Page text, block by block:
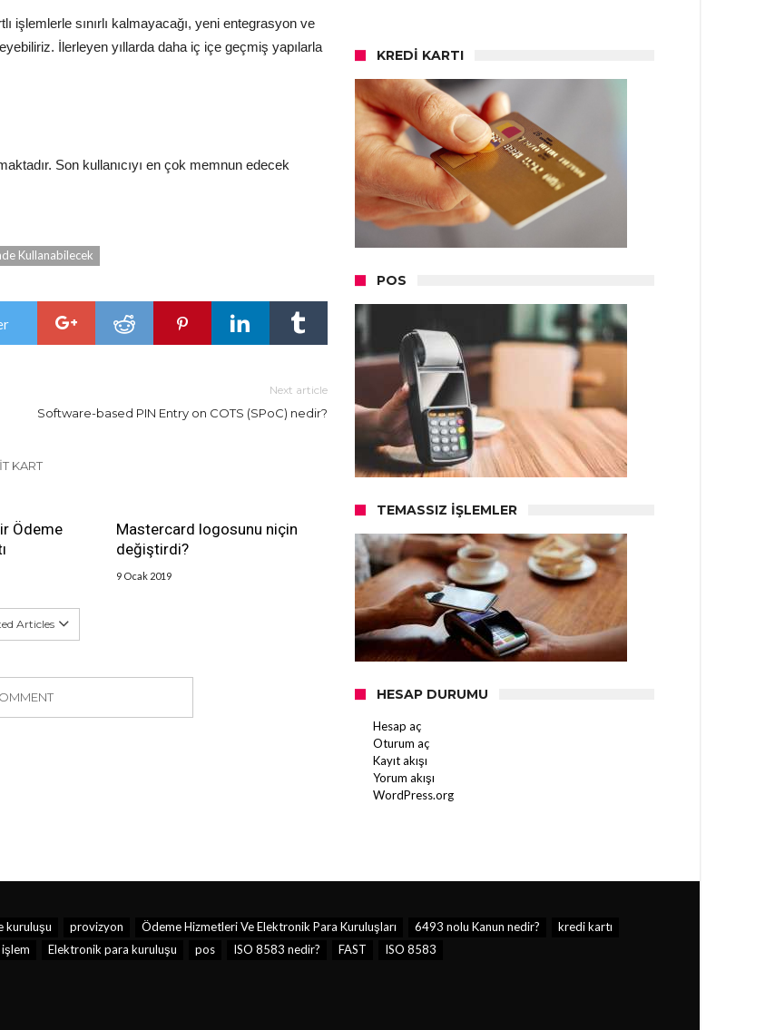
işlemlerle sınırlı kalmayacağı, yeni entegrasyon ve
İlerleyen yıllarda daha iç içe geçmiş yapılarla
Son kullanıcıyı en çok memnun edecek
Kullanabilecek
Next article
Software-based PIN Entry on COTS (SPoC) nedir?
KART
Ödeme
Mastercard logosunu niçin
değiştirdi?
9 Ocak 2019
Articles
KREDI KARTI
POS
TEMASSIZ İŞLEMLER
HESAP DURUMU
Hesap aç
Oturum aç
Kayıt akışı
Yorum akışı
WordPress.org
kuruluşu provizyon Ödeme Hizmetleri Ve Elektronik Para Kuruluşları 6493 nolu Kanun nedir?
kredi kartı
işlem Elektronik para kuruluşu pos ISO 8583 nedir? FAST ISO 8583